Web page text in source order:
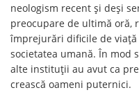
neologism recent și deși
preocupare de ultimă oră,
împrejurări dificile de
societatea umană. În mod
alte instituții au avut ca
crească oameni puternici.